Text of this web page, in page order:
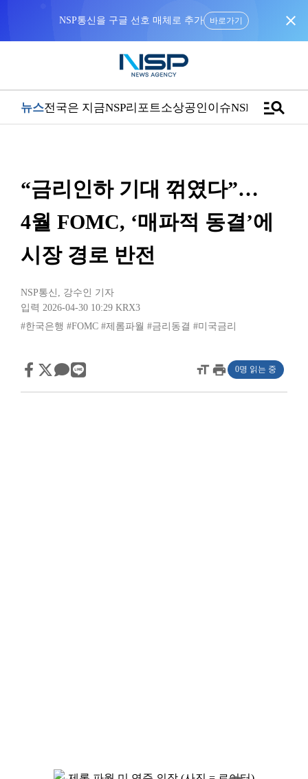
NSP통신을 구글 선호 매체로 추가 바로가기 close
뉴스전국은 지금NSP리포트소상공인이슈NSPTVmanage_search
“금리인하 기대 꺾였다”…
4월 FOMC, ‘매파적 동결’에
시장 경로 반전
NSP통신 , 강수인 기자
입력 2026-04-30 10:29 KRX3
#한국은행 #FOMC #제롬파월 #금리동결 #미국금리
format_sizeprint 0명 읽는 중